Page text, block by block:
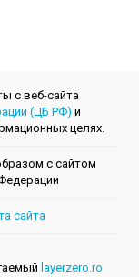
с веб-сайта
(ЦБ РФ) и
целях.
с сайтом
сайта
layerzero.ro